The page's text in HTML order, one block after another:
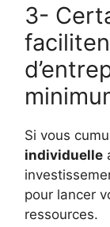
3-
Si vous
individuelle
pour lancer
ressources.